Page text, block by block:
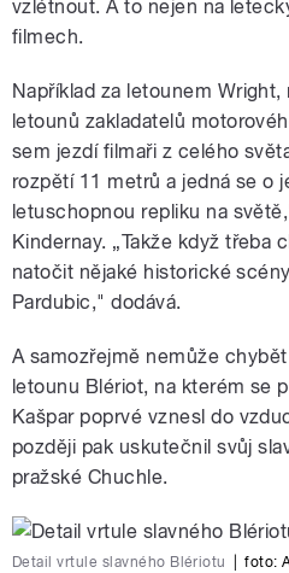
vzlétnout. A to nejen na
filmech.
Například za letounem
letounů zakladatelů
sem jezdí filmaři z celého
rozpětí 11 metrů a jedná se o
letuschopnou repliku na
Kindernay. „Takže když třeba
natočit nějaké historické
Pardubic," dodává.
A samozřejmě nemůže
letounu Blériot, na kterém se
Kašpar poprvé vznesl do
později pak uskutečnil svůj
pražské Chuchle.
Detail vrtule slavného Blériotu foto: